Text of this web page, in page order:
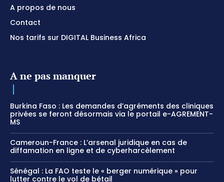
A propos de nous
Contact
Nos tarifs sur DIGITAL Business Africa
A ne pas manquer
Burkina Faso : Les demandes d’agréments des cliniques
privées se feront désormais via le portail e-AGREMENT-
MS
Cameroun-France : L’arsenal juridique en cas de
diffamation en ligne et de cyberharcèlement
Sénégal : La FAO teste le « berger numérique » pour
lutter contre le vol de bétail